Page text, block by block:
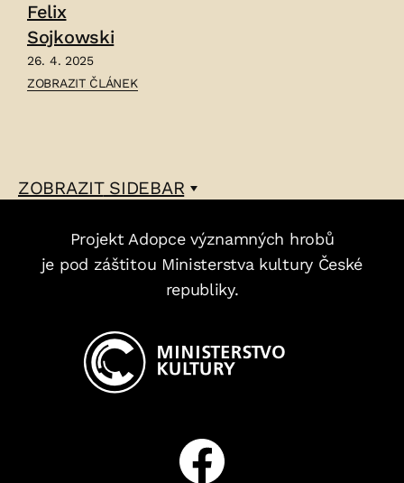
Felix
Sojkowski
26. 4. 2025
ČLÁNEK:
ZOBRAZIT ČLÁNEK
ZOBRAZITSIDEBAR
Projekt Adopce významných hrobů
je pod záštitou Ministerstva kultury České
republiky.
Facebook